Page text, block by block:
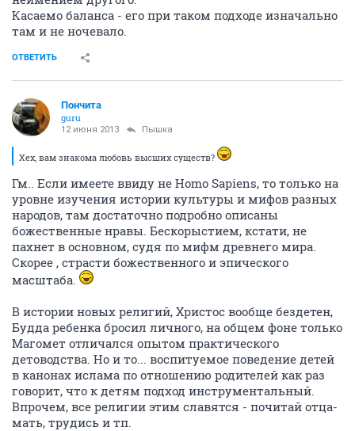
Касаемо баланса - его при таком подходе изначально
там и не ночевало.
ОТВЕТИТЬ
Пончита
guru
12 июня 2013 Пышка
Хех, вам знакома любовь высших существ?
Гм.. Если имеете ввиду не Homo Sapiens, то только на
уровне изучения истории культуры и мифов разных
народов, там достаточно подробно описаны
божественные нравы. Бескорыстием, кстати, не
пахнет в основном, судя по мифм древнего мира.
Скорее , страсти божественного и эпического
масштаба.
В истории новых религий, Христос вообще бездетен,
Будда ребенка бросил личного, на общем фоне только
Магомет отличался опытом практического
детоводства. Но и то... воспитуемое поведение детей
в канонах ислама по отношению родителей как раз
говорит, что к детям подход инструментальный.
Впрочем, все религии этим славятся - почитай отца-
мать, трудись и тп.